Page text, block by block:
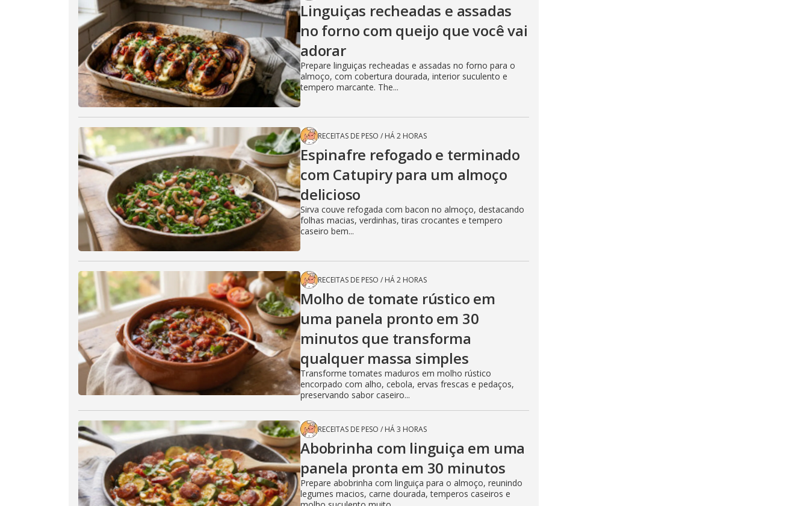
Linguiças recheadas e assadas
no forno com queijo que você vai
adorar
Prepare linguiças recheadas e assadas no forno para o
almoço, com cobertura dourada, interior suculento e
tempero marcante. The...
RECEITAS DE PESO / HÁ 2 HORAS
Espinafre refogado e terminado
com Catupiry para um almoço
delicioso
Sirva couve refogada com bacon no almoço, destacando
folhas macias, verdinhas, tiras crocantes e tempero
caseiro bem...
RECEITAS DE PESO / HÁ 2 HORAS
Molho de tomate rústico em
uma panela pronto em 30
minutos que transforma
qualquer massa simples
Transforme tomates maduros em molho rústico
encorpado com alho, cebola, ervas frescas e pedaços,
preservando sabor caseiro...
RECEITAS DE PESO / HÁ 3 HORAS
Abobrinha com linguiça em uma
panela pronta em 30 minutos
Prepare abobrinha com linguiça para o almoço, reunindo
legumes macios, carne dourada, temperos caseiros e